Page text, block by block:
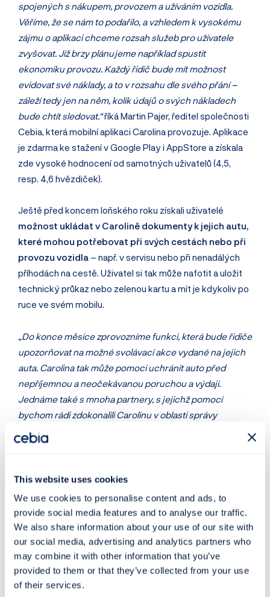
This website uses cookies
We use cookies to personalise content and ads, to
provide social media features and to analyse our traffic.
We also share information about your use of our site with
our social media, advertising and analytics partners who
may combine it with other information that you’ve
provided to them or that they’ve collected from your use
of their services.
spojených s nákupem, provozem a užíváním vozidla.
Věříme, že se nám to podařilo, a vzhledem k vysokému
zájmu o aplikaci chceme rozsah služeb pro uživatele
zvyšovat. Již brzy plánujeme například spustit
ekonomiku provozu. Každý řidič bude mít možnost
evidovat své náklady, a to v rozsahu dle svého přání –
záleží tedy jen na něm, kolik údajů o svých nákladech
bude chtít sledovat.“říká Martin Pajer, ředitel společnosti
Cebia, která mobilní aplikaci Carolina provozuje. Aplikace
je zdarma ke stažení v Google Play i AppStore a získala
zde vysoké hodnocení od samotných uživatelů (4,5,
resp. 4,6 hvězdiček).
Ještě před koncem loňského roku získali uživatelé
možnost ukládat v Carolině dokumenty k jejich autu,
které mohou potřebovat při svých cestách nebo při
provozu vozidla – např. v servisu nebo při nenadálých
příhodách na cestě. Uživatel si tak může nafotit a uložit
technický průkaz nebo zelenou kartu a mít je kdykoliv po
ruce ve svém mobilu.
„Do konce měsíce zprovozníme funkci, která bude řidiče
upozorňovat na možné svolávací akce vydané na jejich
auta. Carolina tak může pomoci uchránit auto před
nepříjemnou a neočekávanou poruchou a výdaji.
Jednáme také s mnoha partnery, s jejichž pomocí
bychom rádi zdokonalili Carolinu v oblasti správy
pojištění, servisu nebo financování,“
soutěže o hodnotné ceny. V loňském roce mohli
uživatelé soutěžit například o zapůjčení vozů na víkend s
plnou nádrží od těchto značek:BMW ,Renault Volvo,
HyundaiaVolkswagen.
Barbora Minksová